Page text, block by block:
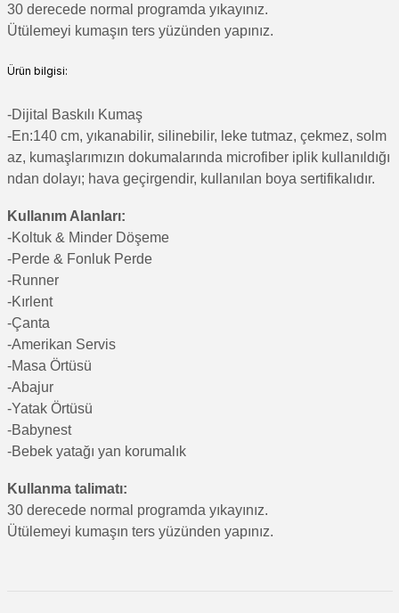
30 derecede normal programda yıkayınız.
Ütülemeyi kumaşın ters yüzünden yapınız.
Ürün bilgisi:
-Dijital Baskılı Kumaş
-En:140 cm, yıkanabilir, silinebilir, leke tutmaz, çekmez, solm
az, kumaşlarımızın dokumalarında microfiber iplik kullanıldığı
ndan dolayı; hava geçirgendir, kullanılan boya sertifikalıdır.
Kullanım Alanları:
-Koltuk & Minder Döşeme
-Perde & Fonluk Perde
-Runner
-Kırlent
-Çanta
-Amerikan Servis
-Masa Örtüsü
-Abajur
-Yatak Örtüsü
-Babynest
-Bebek yatağı yan korumalık
Kullanma talimatı:
30 derecede normal programda yıkayınız.
Ütülemeyi kumaşın ters yüzünden yapınız.